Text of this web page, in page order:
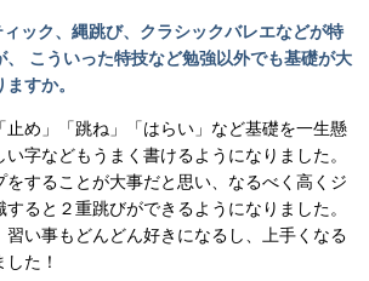
ック、縄跳び、クラシックバレエなどが特
、 こういった特技など勉強以外でも基礎が大
すか。
止め」「跳ね」「はらい」など基礎を一生懸
字などもうまく書けるようになりました。
することが大事だと思い、なるべく高くジ
ると２重跳びができるようになりました。
い事もどんどん好きになるし、上手くなる
た！